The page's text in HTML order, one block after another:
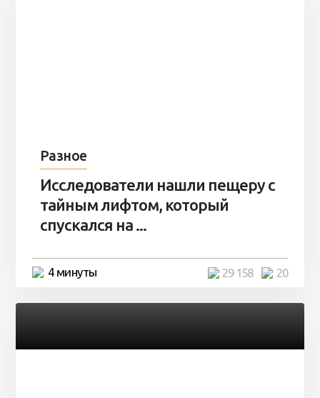
Разное
Исследователи нашли пещеру с
тайным лифтом, который
спускался на ...
4 минуты 20
29 158